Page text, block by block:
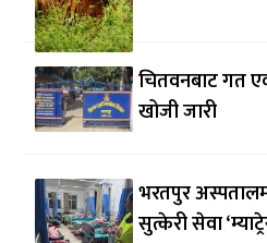
चितवनबाट गत
खोजी जारी
भरतपुर
सुत्केरी सेवा